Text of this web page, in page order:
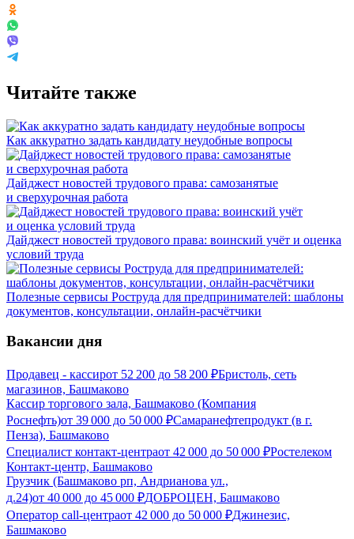
Читайте также
Как аккуратно задать кандидату неудобные вопросы
Дайджест новостей трудового права: самозанятые
и сверхурочная работа
Дайджест новостей трудового права: воинский учёт и оценка
условий труда
Полезные сервисы Роструда для предпринимателей: шаблоны
документов, консультации, онлайн-расчётчики
Вакансии дня
Продавец - кассирот 52 200 до 58 200 ₽Бристоль, сеть
магазинов, Башмаково
Кассир торгового зала, Башмаково (Компания
Роснефть)от 39 000 до 50 000 ₽Самаранефтепродукт (в г.
Пенза), Башмаково
Специалист контакт-центраот 42 000 до 50 000 ₽Ростелеком
Контакт-центр, Башмаково
Грузчик (Башмаково рп, Андрианова ул.,
д.24)от 40 000 до 45 000 ₽ДОБРОЦЕН, Башмаково
Оператор call-центраот 42 000 до 50 000 ₽Джинезис,
Башмаково